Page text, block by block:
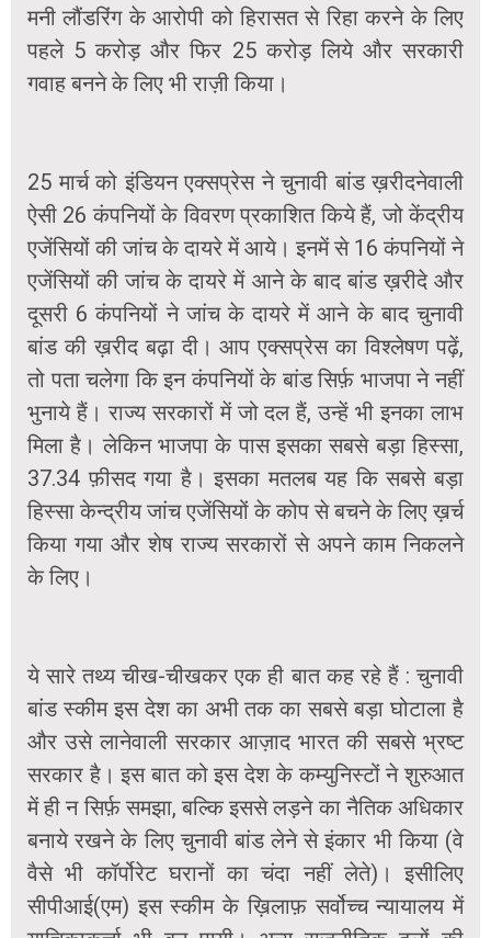
मनी लौंडरिंग के आरोपी को हिरासत से रिहा करने के लिए
पहले 5 करोड़ और फिर 25 करोड़ लिये और सरकारी
गवाह बनने के लिए भी राज़ी किया।
25 मार्च को इंडियन एक्सप्रेस ने चुनावी बांड ख़रीदनेवाली
ऐसी 26 कंपनियों के विवरण प्रकाशित किये हैं, जो केंद्रीय
एजेंसियों की जांच के दायरे में आये। इनमें से 16 कंपनियों ने
एजेंसियों की जांच के दायरे में आने के बाद बांड ख़रीदे और
दूसरी 6 कंपनियों ने जांच के दायरे में आने के बाद चुनावी
बांड की ख़रीद बढ़ा दी। आप एक्सप्रेस का विश्लेषण पढ़ें,
तो पता चलेगा कि इन कंपनियों के बांड सिर्फ़ भाजपा ने नहीं
भुनाये हैं। राज्य सरकारों में जो दल हैं, उन्हें भी इनका लाभ
मिला है। लेकिन भाजपा के पास इसका सबसे बड़ा हिस्सा,
37.34 फ़ीसद गया है। इसका मतलब यह कि सबसे बड़ा
हिस्सा केन्द्रीय जांच एजेंसियों के कोप से बचने के लिए ख़र्च
किया गया और शेष राज्य सरकारों से अपने काम निकलने
के लिए।
ये सारे तथ्य चीख-चीखकर एक ही बात कह रहे हैं : चुनावी
बांड स्कीम इस देश का अभी तक का सबसे बड़ा घोटाला है
और उसे लानेवाली सरकार आज़ाद भारत की सबसे भ्रष्ट
सरकार है। इस बात को इस देश के कम्युनिस्टों ने शुरुआत
में ही न सिर्फ़ समझा, बल्कि इससे लड़ने का नैतिक अधिकार
बनाये रखने के लिए चुनावी बांड लेने से इंकार भी किया (वे
वैसे भी कॉर्पोरेट घरानों का चंदा नहीं लेते)। इसीलिए
सीपीआई(एम) इस स्कीम के ख़िलाफ़ सर्वोच्च न्यायालय में